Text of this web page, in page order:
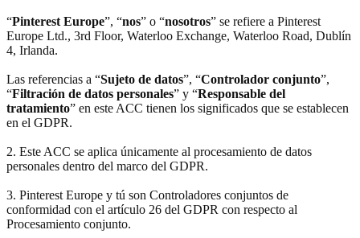
“Pinterest Europe”, “nos” o “nosotros” se refiere a Pinterest
Europe Ltd., 3rd Floor, Waterloo Exchange, Waterloo Road, Dublín
4, Irlanda.
Las referencias a “Sujeto de datos”, “Controlador conjunto”,
“Filtración de datos personales” y “Responsable del
tratamiento” en este ACC tienen los significados que se establecen
en el GDPR.
2. Este ACC se aplica únicamente al procesamiento de datos
personales dentro del marco del GDPR.
3. Pinterest Europe y tú son Controladores conjuntos de
conformidad con el artículo 26 del GDPR con respecto al
Procesamiento conjunto.